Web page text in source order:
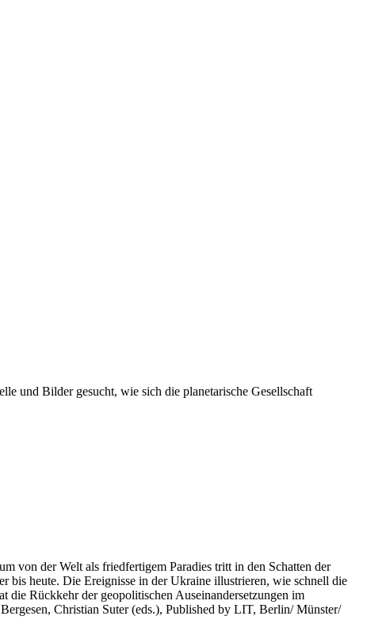
und Bilder gesucht, wie sich die planetarische Gesellschaft
von der Welt als friedfertigem Paradies tritt in den Schatten der
bis heute. Die Ereignisse in der Ukraine illustrieren, wie schnell die
die Rückkehr der geopolitischen Auseinandersetzungen im
Christian Suter (eds.), Published by LIT, Berlin/ Münster/